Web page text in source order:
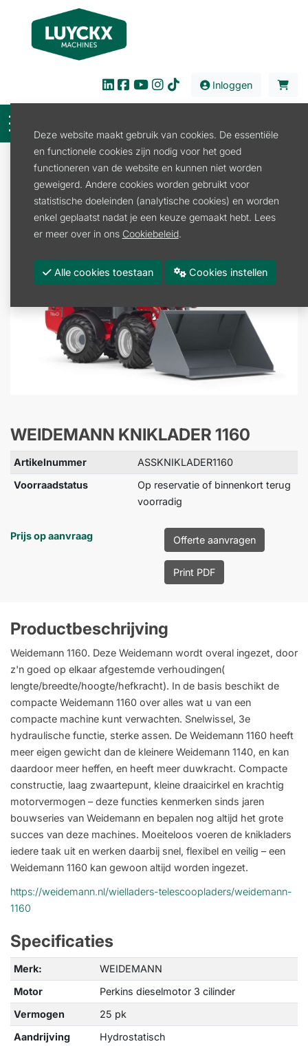
Inloggen
Bouw en Industrie
WEIDEMANN KNIKLADER 1160
Artikelnummer
ASSKNIKLADER1160
Voorraadstatus
Op reservatie of binnenkort terug
voorradig
Prijs op aanvraag Offerte aanvragen
Print PDF
Productbeschrijving
Weidemann 1160. Deze Weidemann wordt overal ingezet, door
z'n goed op elkaar afgestemde verhoudingen(
lengte/breedte/hoogte/hefkracht). In de basis beschikt de
compacte Weidemann 1160 over alles wat u van een
compacte machine kunt verwachten. Snelwissel, 3e
hydraulische functie, sterke assen. De Weidemann 1160 heeft
meer eigen gewicht dan de kleinere Weidemann 1140, en kan
daardoor meer heffen, en heeft meer duwkracht. Compacte
constructie, laag zwaartepunt, kleine draaicirkel en krachtig
motorvermogen – deze functies kenmerken sinds jaren
bouwseries van Weidemann en bepalen nog altijd het grote
succes van deze machines. Moeiteloos voeren de knikladers
iedere taak uit en werken daarbij snel, flexibel en veilig – een
Weidemann 1160 kan gewoon altijd worden ingezet.
https://weidemann.nl/wielladers-telescoopladers/weidemann-
1160
Specificaties
Merk:
WEIDEMANN
Motor
Perkins dieselmotor 3 cilinder
Vermogen
25 pk
Aandrijving
Hydrostatisch
Deze website maakt gebruik van cookies. De essentiële
en functionele cookies zijn nodig voor het goed
functioneren van de website en kunnen niet worden
geweigerd. Andere cookies worden gebruikt voor
statistische doeleinden (analytische cookies) en worden
enkel geplaatst nadat je een keuze gemaakt hebt. Lees
er meer over in ons Cookiebeleid.
Alle cookies toestaan Cookies instellen